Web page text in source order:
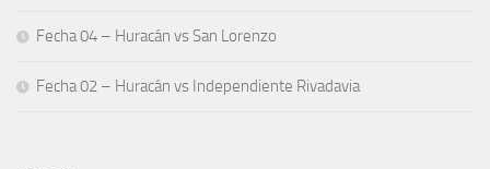
Fecha 04 – Huracán vs San Lorenzo
Fecha 02 – Huracán vs Independiente Rivadavia